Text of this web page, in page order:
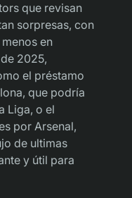
que revisan
sorpresas, con
en
2025,
el préstamo
que podría
Liga, o el
por Arsenal,
de ultimas
y útil para